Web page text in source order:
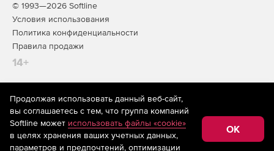
© 1993—2026 Softline
Условия использования
Политика конфиденциальности
Правила продажи
14+
На информационном ресурсе store.softline.ru применяются
рекомендательные технологии(информационные технологии
предоставления информации на основе сбора,
систематизации и анализа сведений, относящихся к
предпочтениям пользователей сети «Интернет»,
Продолжая использовать данный веб-сайт,
вы соглашаетесь с тем, что группа компаний
Softline может использовать файлы «cookie»
в целях хранения ваших учетных данных,
параметров и предпочтений, оптимизации
OK